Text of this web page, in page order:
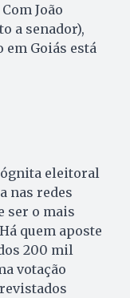
João
a senador),
Goiás está
eleitoral
nas redes
ser o mais
quem aposte
200 mil
votação